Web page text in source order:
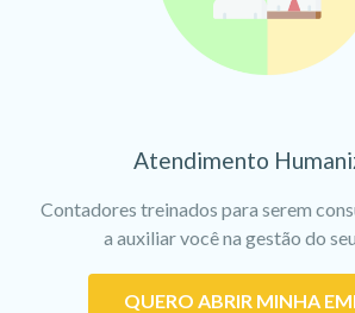
Atendimento
Contadores treinados para serem
a auxiliar você na gestão do
QUERO ABRIR MINHA